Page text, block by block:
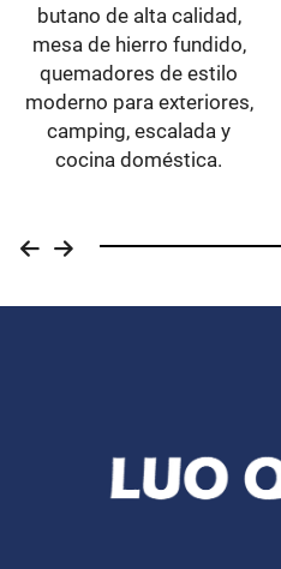
butano de alta calidad,
mesa de hierro fundido,
quemadores de estilo
moderno para exteriores,
camping, escalada y
cocina doméstica.